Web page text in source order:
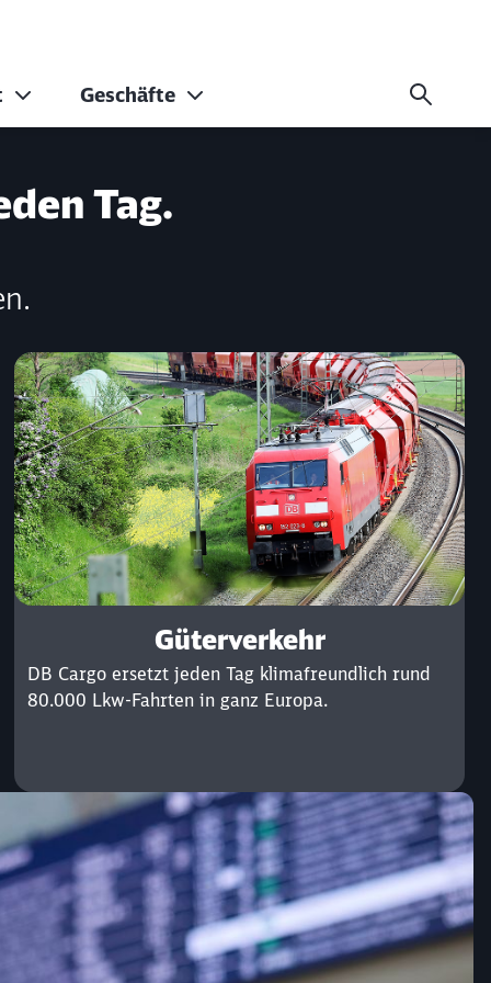
Geschäfte
Tag.
Güterverkehr
DB Cargo ersetzt jeden Tag klimafreundlich rund
80.000 Lkw-Fahrten in ganz Europa.